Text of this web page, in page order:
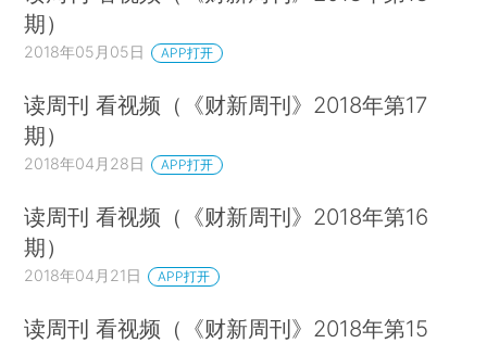
期）
2018年05月05日 APP打开
读周刊 看视频（《财新周刊》2018年第17
期）
2018年04月28日 APP打开
读周刊 看视频（《财新周刊》2018年第16
期）
2018年04月21日 APP打开
读周刊 看视频（《财新周刊》2018年第15